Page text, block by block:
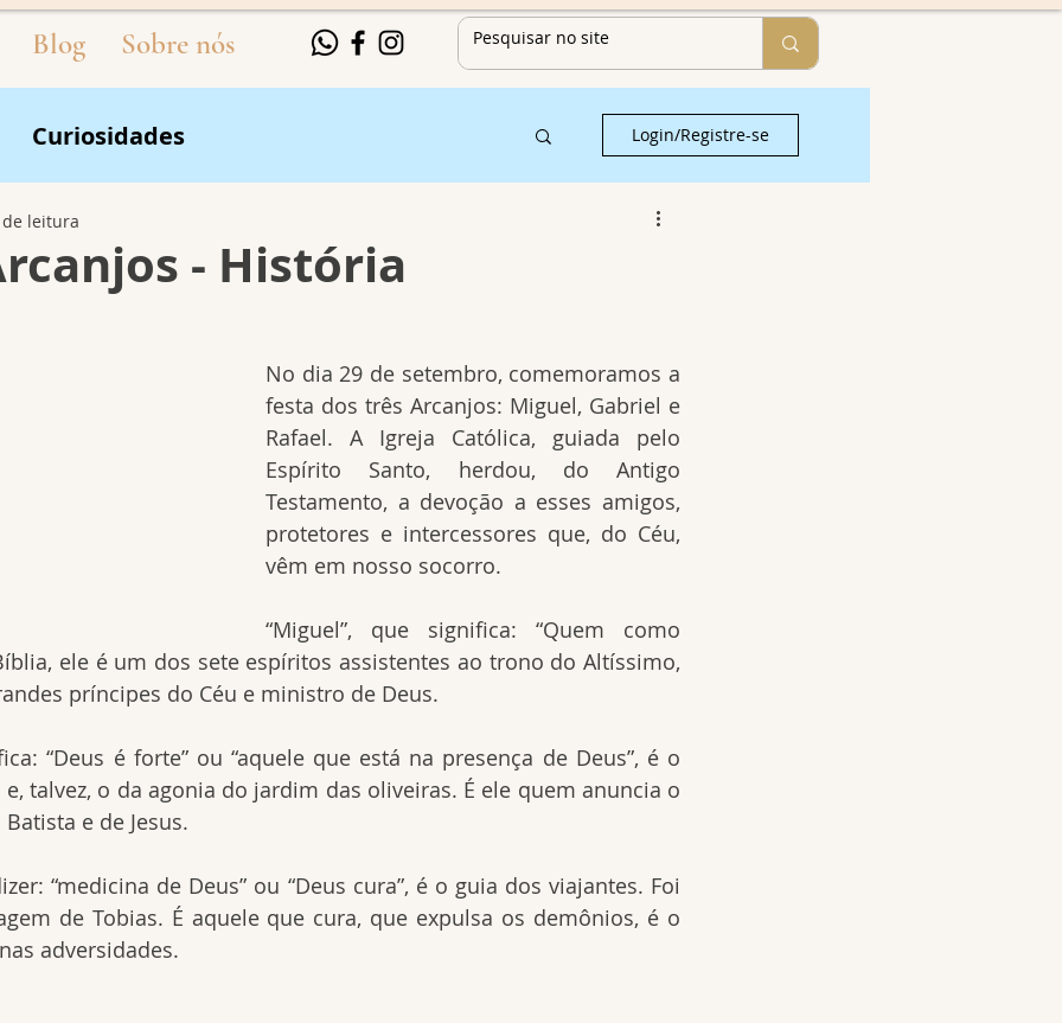
Blog Sobre nós
Curiosidades Login/Registre-se
- História
leitura
No dia 29 de setembro, comemoramos a
festa dos três Arcanjos: Miguel, Gabriel e
Rafael. A Igreja Católica, guiada pelo
Espírito Santo, herdou, do Antigo
Testamento, a devoção a esses amigos,
protetores e intercessores que, do Céu,
vêm em nosso socorro.
“Miguel”, que significa: “Quem como
ele é um dos sete espíritos assistentes ao trono do Altíssimo,
príncipes do Céu e ministro de Deus.
“Deus é forte” ou “aquele que está na presença de Deus”, é o
talvez, o da agonia do jardim das oliveiras. É ele quem anuncia o
e de Jesus.
“medicina de Deus” ou “Deus cura”, é o guia dos viajantes. Foi
de Tobias. É aquele que cura, que expulsa os demônios, é o
adversidades.